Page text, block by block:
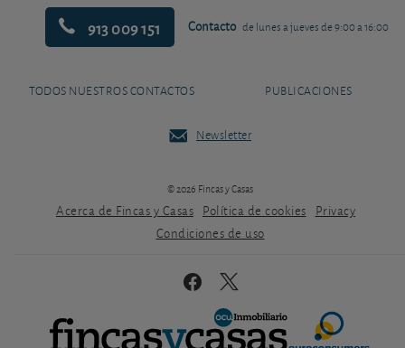
913 009 151 Contacto de lunes a jueves de 9:00 a 16:00
TODOS NUESTROS CONTACTOS PUBLICACIONES
Newsletter
© 2026 Fincas y Casas
Acerca de Fincas y Casas Política de cookies
Privacy
Condiciones de uso